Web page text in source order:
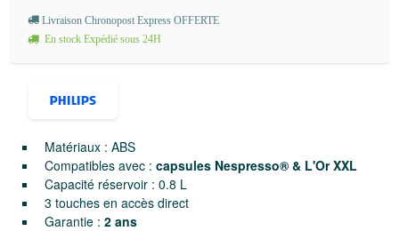
Matériaux : ABS
Compatibles avec : capsules Nespresso® & L'Or XXL
Capacité réservoir : 0.8 L
3 touches en accès direct
Garantie : 2 ans
Livraison Chronopost Express OFFERTE
En stock Expédié sous 24H